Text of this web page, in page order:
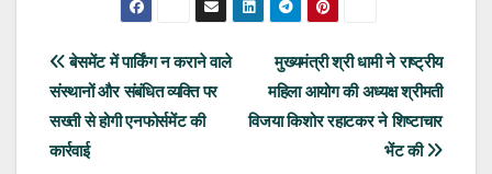
Post
navigation
मुख्यमंत्री श्री धामी ने राष्ट्रीय
महिला आयोग की अध्यक्ष श्रीमती
विजया किशोर रहाटकर ने शिष्टाचार
भेंट की
बेसमेंट में पार्किंग न कराने वाले
संस्थानों और संबंधित व्यक्ति पर
सख्ती से होगी एनफोर्समेंट की
कार्रवाई